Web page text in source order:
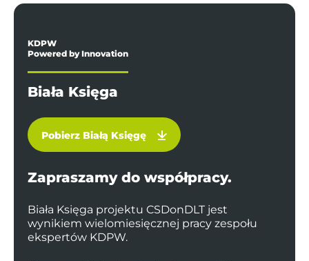
KDPW
Powered by Innovation
Biała Księga
Pobierz Białą Księgę
Zapraszamy do współpracy.
Biała Księga projektu CSDonDLT jest
wynikiem wielomiesięcznej pracy zespołu
ekspertów KDPW.